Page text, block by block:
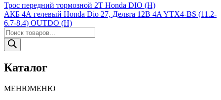
Навигация
по
записям
Трос передний тормозной 2Т Honda DIO (Н)
АКБ 4А гелевый Honda Dio 27, Дельта 12B 4A YTX4-BS (11.2-
6.7-8.4) OUTDO (Н)
Поиск
товаров
Каталог
МЕНЮМЕНЮ